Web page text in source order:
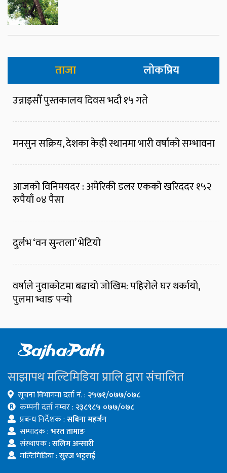
ताजा लोकप्रिय
उन्नाइसौँ पुस्तकालय दिवस भदौ १५ गते
मनसुन सक्रिय, देशका केही स्थानमा भारी वर्षाको सम्भावना
आजको विनिमयदर : अमेरिकी डलर एकको खरिददर १५२
रुपैयाँ ०४ पैसा
दुर्लभ ‘वन सुन्तला’ भेटियो
वर्षाले नुवाकोटमा बढायो जोखिम: पहिरोले घर थर्कायो,
पुलमा भ्वाङ पर्‍यो
साझापथ मल्टिमिडिया प्रालि द्वारा संचालित
सूचना विभागमा दर्ता नं. : २५७१/०७७/०७८
कम्पनी दर्ता नम्बर : २३८९८५ ०७७/०७८
प्रबन्ध निर्देशक :सबिना महर्जन
सम्पादक :भरत तामाङ
संस्थापक :सलिम अन्सारी
मल्टिमिडिया :सुरज भट्टराई